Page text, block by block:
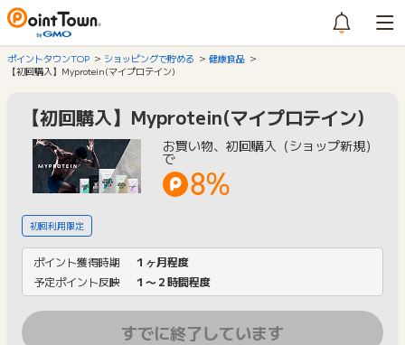
ポイントタウンTOP ショッピングで貯める
健康食品
【初回購入】Myprotein(マイプロテイン)
【初回購入】Myprotein(マイプロテイン)
お買い物、初回購入（ショップ新規）
で
8%
初回利用限定
ポイント獲得時期
１ヶ月程度
予定ポイント反映
１〜２時間程度
すでに終了しています